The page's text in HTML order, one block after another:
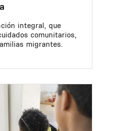
integral, que
comunitarios,
migrantes.